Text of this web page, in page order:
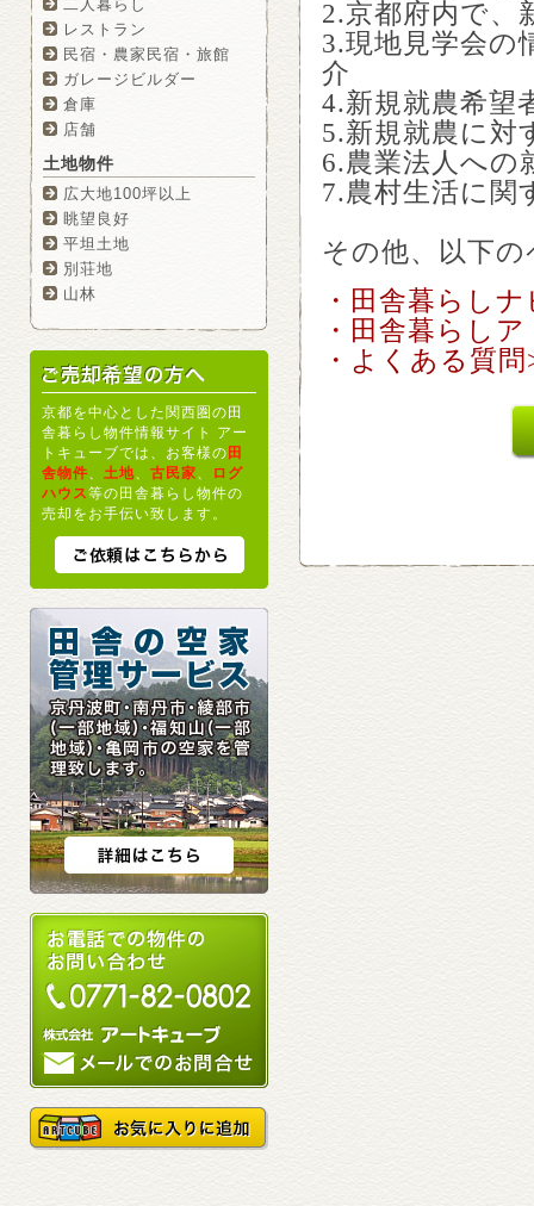
2.京都府内で、
3.現地見学会の
介
4.新規就農希望
5.新規就農に対
6.農業法人への
7.農村生活に関
その他、以下
・田舎暮らし
・田舎暮らし
・よくある質
二人暮らし
レストラン
民宿・農家民宿・旅館
ガレージビルダー
倉庫
店舗
土地物件
広大地100坪以上
眺望良好
平坦土地
別荘地
山林
京都を中心とした関西圏の田
舎暮らし物件情報サイト アー
トキューブでは、お客様の田
舎物件
土地 古民家
ログ
ハウス等の田舎暮らし物件の
売却をお手伝い致します。